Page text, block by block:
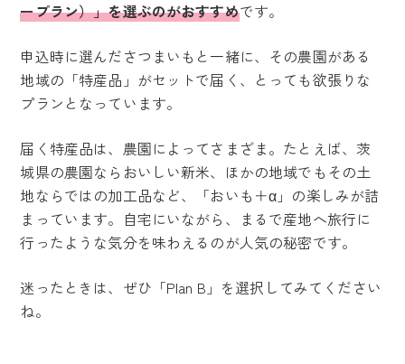
ープラン）」を選ぶのがおすすめです。
申込時に選んださつまいもと一緒に、その農園がある
地域の「特産品」がセットで届く、とっても欲張りな
プランとなっています。
届く特産品は、農園によってさまざま。たとえば、茨
城県の農園ならおいしい新米、ほかの地域でもその土
地ならではの加工品など、「おいも＋α」の楽しみが詰
まっています。自宅にいながら、まるで産地へ旅行に
行ったような気分を味わえるのが人気の秘密です。
迷ったときは、ぜひ「Plan B」を選択してみてください
ね。